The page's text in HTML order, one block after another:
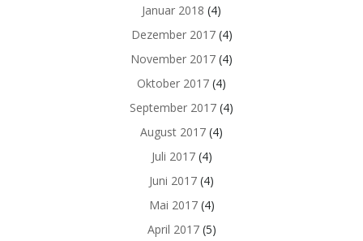
Januar 2018 (4)
Dezember 2017(4)
November 2017 (4)
Oktober 2017 (4)
September 2017 (4)
August 2017 (4)
Juli 2017(4)
Juni 2017 (4)
Mai 2017(4)
April 2017(5)